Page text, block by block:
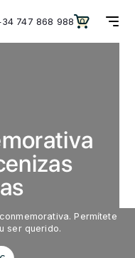
747 868 988 0
Permítete
ser querido.